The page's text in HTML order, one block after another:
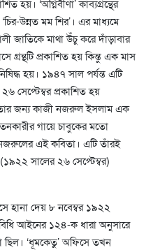
হয়। ‘অগ্নিবীণা’ কাব্যগ্রন্থের
উন্নত মম শির’। এর মাধ্যমে
জাতিকে মাথা উঁচু করে দাঁড়াবার
প্রকাশিত হয় কিন্তু এক মাস
হয়। ১৯৪৭ সাল পর্যন্ত এটি
সেপ্টেম্বর প্রকাশিত হয়
জন্য কাজী নজরুল ইসলাম এক
গায়ে চাবুকের মতো
এই কবিতা। এটি তাঁরই
সালের ২৬ সেপ্টেম্বর)
হানা দেয় ৮ নবেম্বর ১৯২২
আইনের ১২৪-ক ধারা অনুসারে
ছিল। ‘ধূমকেতু’ অফিসে তখন